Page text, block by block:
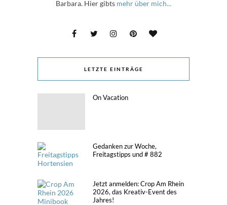
Barbara. Hier gibts mehr über mich...
LETZTE EINTRÄGE
On Vacation
Gedanken zur Woche,
Freitagstipps und # 882
Jetzt anmelden: Crop Am Rhein
2026, das Kreativ-Event des
Jahres!